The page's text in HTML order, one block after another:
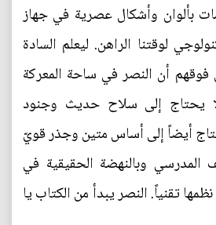
بألوان وأشكال عصرية في جهاز
لوقتنا الراهن. ليعلم السادة
فوقهم أن النصر في ساحة المعركة
يحتاج إلى سلاح حديث وجنود
أيضاً إلى أساس متين وجذر قويّ
وبالنهضة الحقيقية في
تقنياً. النصر يبدأ من الكتاب يا